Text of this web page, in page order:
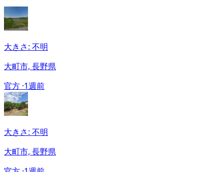
大きさ: 不明
大町市, 長野県
官方 ·1週前
大きさ: 不明
大町市, 長野県